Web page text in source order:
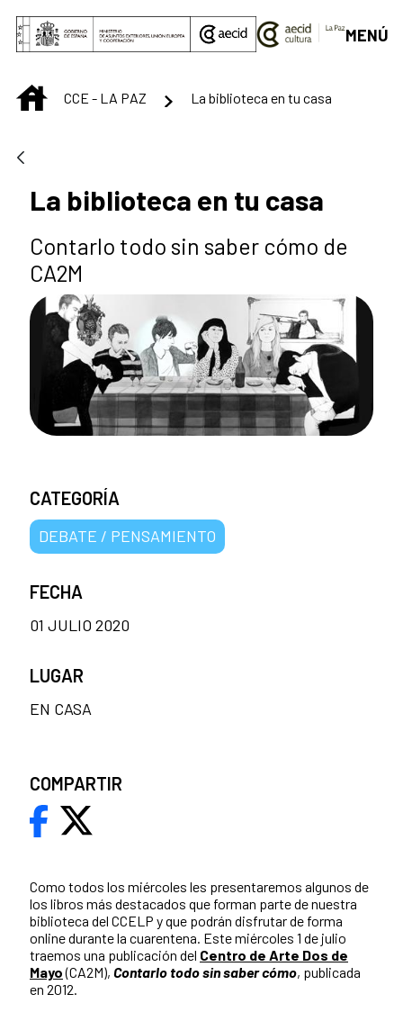
Saltar al contenido principal
MENÚ
INICIOCCE - LA PAZ La biblioteca en tu casa
La biblioteca en tu casa
Contarlo todo sin saber cómo de
CA2M
Como todos los miércoles les presentaremos algunos de
los libros más destacados que forman parte de nuestra
biblioteca del CCELP y que podrán disfrutar de forma
online durante la cuarentena. Este miércoles 1 de julio
traemos una publicación del Centro de Arte Dos de
Mayo (CA2M), Contarlo todo sin saber cómo, publicada
en 2012.
CATEGORÍA
DEBATE / PENSAMIENTO
FECHA
01 JULIO 2020
LUGAR
EN CASA
COMPARTIR